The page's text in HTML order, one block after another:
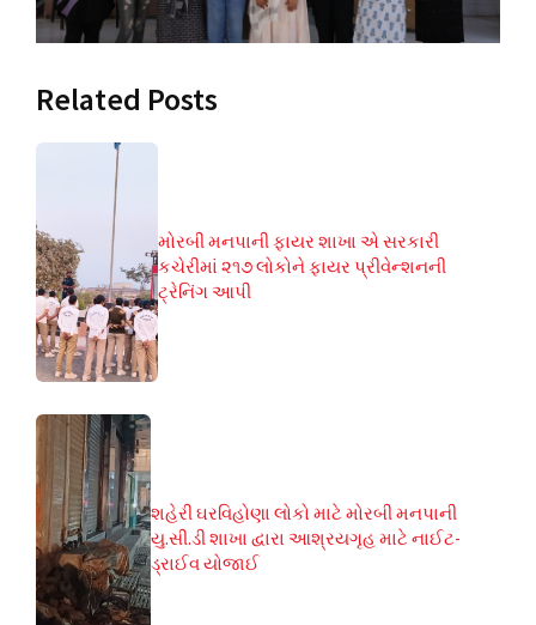
Related Posts
મોરબી મનપાની ફાયર શાખા એ સરકારી
કચેરીમાં ૨૧૭ લોકોને ફાયર પ્રીવેન્શનની
ટ્રેનિંગ આપી
શહેરી ઘરવિહોણા લોકો માટે મોરબી મનપાની
યુ.સી.ડી શાખા દ્વારા આશ્રયગૃહ માટે નાઈટ-
ડ્રાઈવ યોજાઈ